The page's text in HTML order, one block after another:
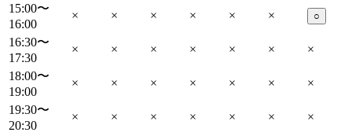
15:00〜
16:00
× × × × × × ○
16:30〜
17:30
× × × × × ×
×
18:00〜
19:00
× × × × × ×
×
19:30〜
20:30
× × × × × ×
×